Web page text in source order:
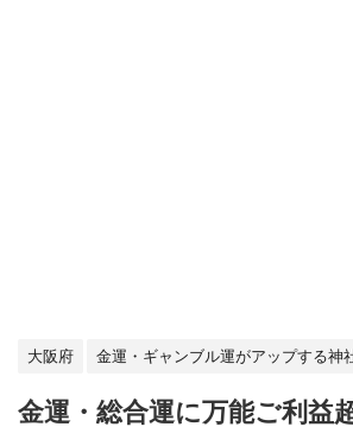
大阪府 金運・ギャンブル運がアップする神
金運・総合運に万能ご利益